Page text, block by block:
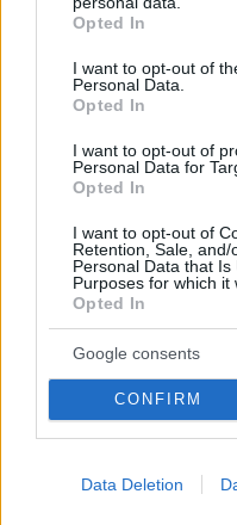
grant or deny consent to
use your data for below
consent section.
Opted In
I want to opt-out of
Personal Data.
Opted In
I want to opt-out of
Personal Data for
Opted In
I want to opt-out of
Retention, Sale,
Personal Data that
Purposes for which it
Opted In
Google consents
CONFIRM
Data Deletion
σκοτώσετε
Αποκαλύφθηκε η αιτία
NBAer Μπράντον Κλαρκ
08.08.2026, 00:28
Πώς εξαργυρώνεται το
Όλες οι επιλογές
08.08.2026, 00:18
Συνάντηση Ζελένσκι-
Οικονομία, ασφάλεια
08.08.2026, 00:14
Σιροπιαστά γλυκά: Πού
γλυκά ταψιού για το σπίτι
Υπό έλεγχο η πυρκαγιά
07.08.2026, 23:47